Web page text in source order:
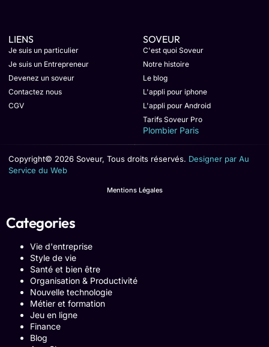
LIENS
Je suis un particulier
Je suis un Entrepreneur
Devenez un soveur
Contactez nous
CGV
SOVEUR
C'est quoi Soveur
Notre histoire
Le blog
L'appli pour iphone
L'appli pour Android
Tarifs Soveur Pro
Plombier Paris
Copyright© 2026 Soveur, Tous droits réservés. Designer par Au
Service du Web
Mentions Légales
Categories
Vie d'entreprise
Style de vie
Santé et bien être
Organisation & Productivité
Nouvelle technologie
Métier et formation
Jeu en ligne
Finance
Blog